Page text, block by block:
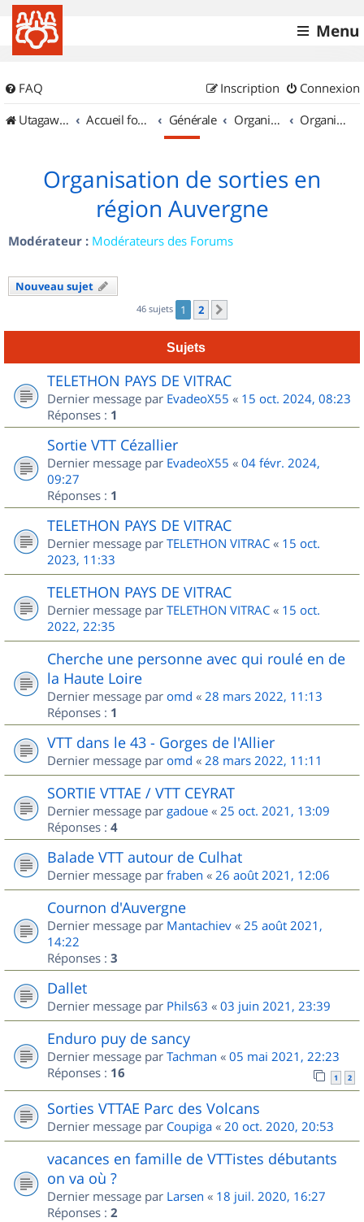
Menu
FAQ Connexion
Inscription
UtagawaVTT (Randos VTT et VTTAE avec traces GPS)
Accueil forum Générale Organisation de sorties & Recherche de partenaires Organisation de sorties en région Auvergne
Organisation de sorties en
région Auvergne
Modérateur : Modérateurs des Forums
Nouveau sujet
46 sujets 1 2
Sujets
TELETHON PAYS DE VITRAC
Dernier message par EvadeoX55 « 15 oct. 2024, 08:23
Réponses : 1
Sortie VTT Cézallier
Dernier message par EvadeoX55 « 04 févr. 2024,
09:27
Réponses : 1
TELETHON PAYS DE VITRAC
Dernier message par TELETHON VITRAC « 15 oct.
2023, 11:33
TELETHON PAYS DE VITRAC
Dernier message par TELETHON VITRAC « 15 oct.
2022, 22:35
Cherche une personne avec qui roulé en de
la Haute Loire
Dernier message par omd « 28 mars 2022, 11:13
Réponses : 1
VTT dans le 43 - Gorges de l'Allier
Dernier message par omd « 28 mars 2022, 11:11
SORTIE VTTAE / VTT CEYRAT
Dernier message par gadoue « 25 oct. 2021, 13:09
Réponses : 4
Balade VTT autour de Culhat
Dernier message par fraben « 26 août 2021, 12:06
Cournon d'Auvergne
Dernier message par Mantachiev « 25 août 2021,
14:22
Réponses : 3
Dallet
Dernier message par Phils63 « 03 juin 2021, 23:39
Enduro puy de sancy
Dernier message par Tachman « 05 mai 2021, 22:23
Réponses : 16 1 2
Sorties VTTAE Parc des Volcans
Dernier message par Coupiga « 20 oct. 2020, 20:53
vacances en famille de VTTistes débutants
on va où ?
Dernier message par Larsen « 18 juil. 2020, 16:27
Réponses : 2